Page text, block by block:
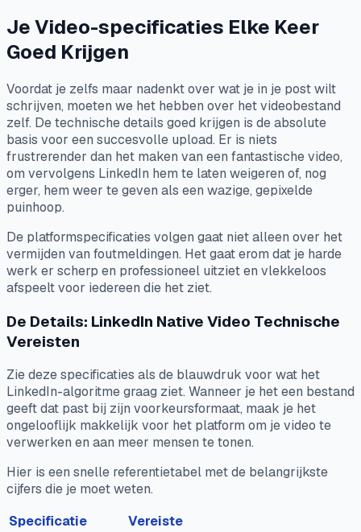
Je Video-specificaties Elke Keer
Goed Krijgen
Voordat je zelfs maar nadenkt over wat je in je post wilt
schrijven, moeten we het hebben over het videobestand
zelf. De technische details goed krijgen is de absolute
basis voor een succesvolle upload. Er is niets
frustrerender dan het maken van een fantastische video,
om vervolgens LinkedIn hem te laten weigeren of, nog
erger, hem weer te geven als een wazige, gepixelde
puinhoop.
De platformspecificaties volgen gaat niet alleen over het
vermijden van foutmeldingen. Het gaat erom dat je harde
werk er scherp en professioneel uitziet en vlekkeloos
afspeelt voor iedereen die het ziet.
De Details: LinkedIn Native Video Technische
Vereisten
Zie deze specificaties als de blauwdruk voor wat het
LinkedIn-algoritme graag ziet. Wanneer je het een bestand
geeft dat past bij zijn voorkeursformaat, maak je het
ongelooflijk makkelijk voor het platform om je video te
verwerken en aan meer mensen te tonen.
Hier is een snelle referentietabel met de belangrijkste
cijfers die je moet weten.
Specificatie
Vereiste